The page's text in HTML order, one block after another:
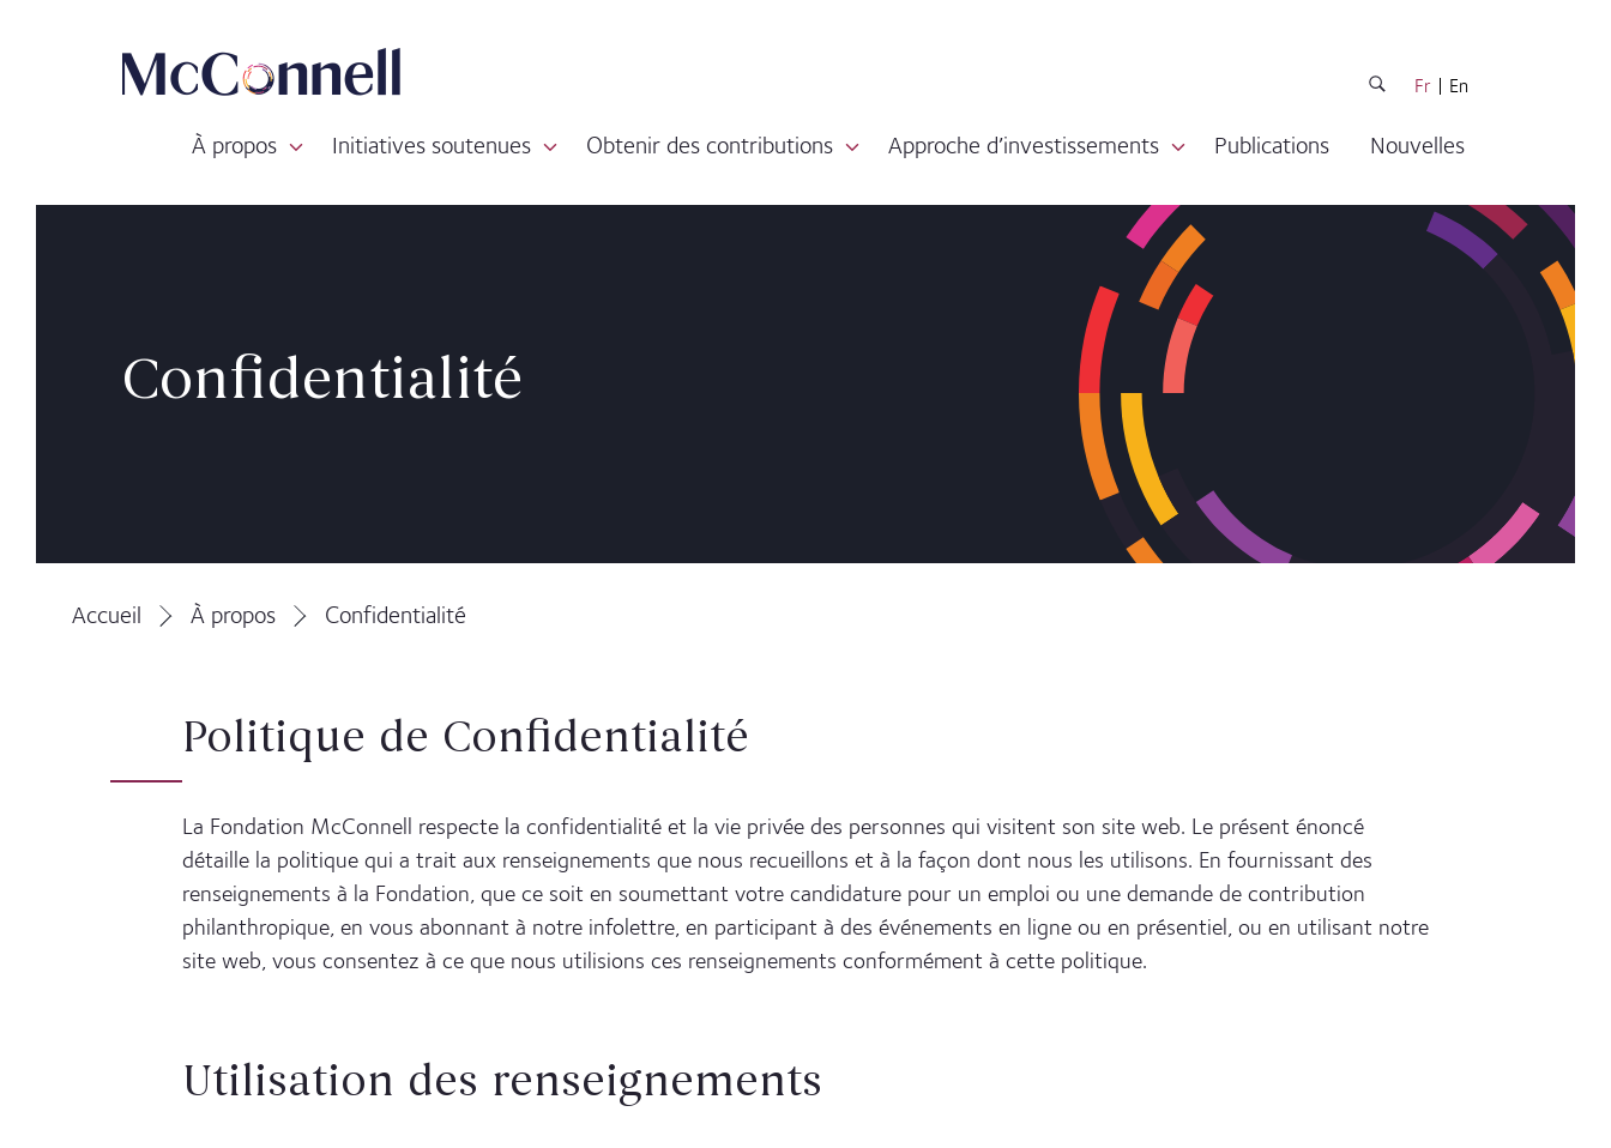
Fr En
À propos Initiatives soutenues Obtenir des contributions Approche d’investissements Publications Nouvelles
Confidentialité
Accueil À propos Confidentialité
Politique de Confidentialité
La Fondation McConnell respecte la confidentialité et la vie privée des personnes qui visitent son site web. Le présent énoncé
détaille la politique qui a trait aux renseignements que nous recueillons et à la façon dont nous les utilisons. En fournissant des
renseignements à la Fondation, que ce soit en soumettant votre candidature pour un emploi ou une demande de contribution
philanthropique, en vous abonnant à notre infolettre, en participant à des événements en ligne ou en présentiel, ou en utilisant notre
site web, vous consentez à ce que nous utilisions ces renseignements conformément à cette politique.
Utilisation des renseignements